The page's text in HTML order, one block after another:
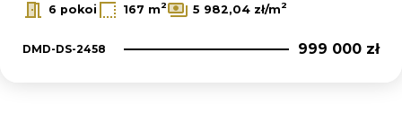
6 pokoi
167 m2 5 982,04 zł/m2
DMD-DS-2458 999 000 zł